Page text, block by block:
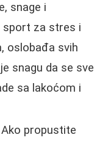
snage i
sport za stres i
oslobađa svih
snagu da se sve
sa lakoćom i
Ako propustite